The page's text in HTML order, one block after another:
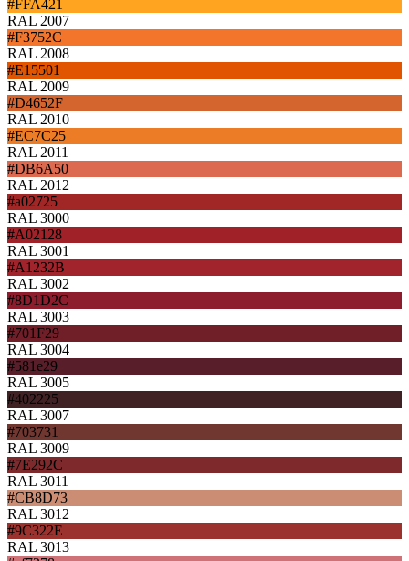
#FFA421
RAL 2007
#F3752C
RAL 2008
#E15501
RAL 2009
#D4652F
RAL 2010
#EC7C25
RAL 2011
#DB6A50
RAL 2012
#a02725
RAL 3000
#A02128
RAL 3001
#A1232B
RAL 3002
#8D1D2C
RAL 3003
#701F29
RAL 3004
#581e29
RAL 3005
#402225
RAL 3007
#703731
RAL 3009
#7E292C
RAL 3011
#CB8D73
RAL 3012
#9C322E
RAL 3013